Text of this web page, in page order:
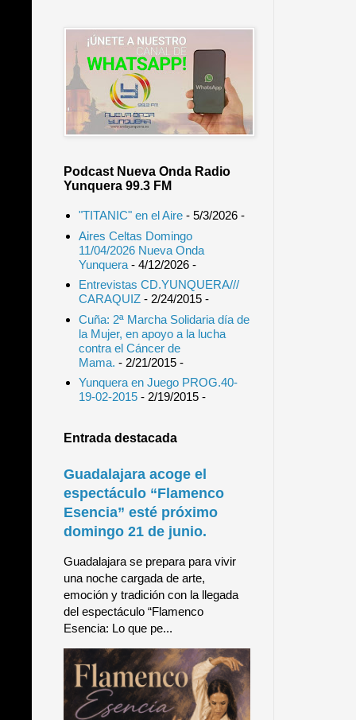
Podcast Nueva Onda Radio
Yunquera 99.3 FM
"TITANIC" en el Aire- 5/3/2026-
Aires Celtas Domingo
11/04/2026 Nueva Onda
Yunquera- 4/12/2026-
Entrevistas CD.YUNQUERA///
CARAQUIZ- 2/24/2015-
Cuña: 2ª Marcha Solidaria día de
la Mujer, en apoyo a la lucha
contra el Cáncer de
Mama. - 2/21/2015-
Yunquera en Juego PROG.40-
19-02-2015- 2/19/2015-
Entrada destacada
Guadalajara acoge el
espectáculo “Flamenco
Esencia” esté próximo
domingo 21 de junio.
Guadalajara se prepara para vivir
una noche cargada de arte,
emoción y tradición con la llegada
del espectáculo “Flamenco
Esencia: Lo que pe...